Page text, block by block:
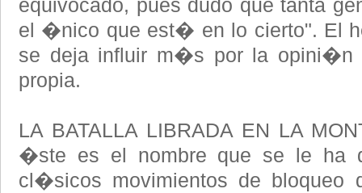
equivocado, pues dudo que tanta
el �nico que est� en lo cierto". El
se deja influir m�s por la opini�n
propia.
LA BATALLA LIBRADA EN LA
�ste es el nombre que se le ha
cl�sicos movimientos de bloqueo